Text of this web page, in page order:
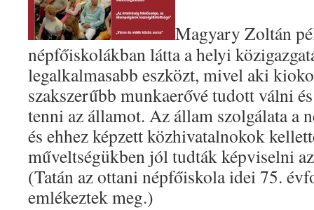
Magyary Zoltán
népfőiskolákban látta a helyi
legalkalmasabb eszközt, mivel aki
szakszerűbb munkaerővé tudott válni
tenni az államot. Az állam szolgálata a
és ehhez képzett közhivatalnokok
műveltségükben jól tudták képviselni
(Tatán az ottani népfőiskola idei 75.
emlékeztek meg.)